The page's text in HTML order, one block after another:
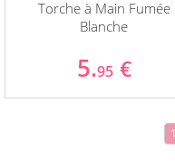
Torche à Main Fumée
Blanche
5.95 €
1